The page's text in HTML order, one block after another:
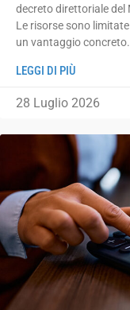
decreto direttoriale del
Le risorse sono
un vantaggio concreto.
LEGGI DI PIÙ
28 Luglio 2026